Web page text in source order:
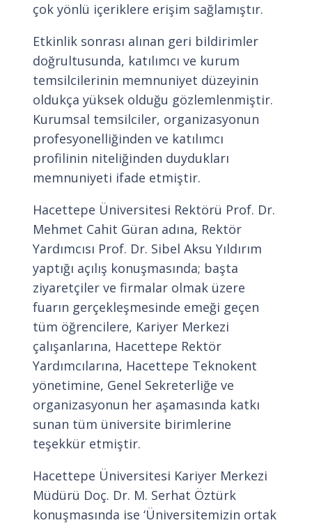
çok yönlü içeriklere erişim sağlamıştır.
Etkinlik sonrası alınan geri bildirimler
doğrultusunda, katılımcı ve kurum
temsilcilerinin memnuniyet düzeyinin
oldukça yüksek olduğu gözlemlenmiştir.
Kurumsal temsilciler, organizasyonun
profesyonelliğinden ve katılımcı
profilinin niteliğinden duydukları
memnuniyeti ifade etmiştir.
Hacettepe Üniversitesi Rektörü Prof. Dr.
Mehmet Cahit Güran adına, Rektör
Yardımcısı Prof. Dr. Sibel Aksu Yıldırım
yaptığı açılış konuşmasında; başta
ziyaretçiler ve firmalar olmak üzere
fuarın gerçekleşmesinde emeği geçen
tüm öğrencilere, Kariyer Merkezi
çalışanlarına, Hacettepe Rektör
Yardımcılarına, Hacettepe Teknokent
yönetimine, Genel Sekreterliğe ve
organizasyonun her aşamasında katkı
sunan tüm üniversite birimlerine
teşekkür etmiştir.
Hacettepe Üniversitesi Kariyer Merkezi
Müdürü Doç. Dr. M. Serhat Öztürk
konuşmasında ise ‘Üniversitemizin ortak